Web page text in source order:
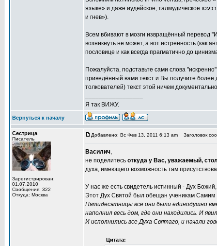
языке» и даже иудейское, талмудическое בשלושה דברים אדם ניכר: בכוסו, בכיסו, ובכעסו («скрытая натура открывается через выпивку, деньги
и гнев»).
Всем вбивают в мозги извращённый перевод
возникнуть не может, а вот истренность (как
пословице и как всегда прагматично до
Пожалуйста, подставьте сами слова
приведённый вами текст и Вы получите
толкователей) текст этой ничем
Я так ВИЖУ.
Вернуться к началу
Сестрица
Писатель
Зарегистрирован:
01.07.2010
Сообщения: 322
Откуда: Москва
Добавлено: Вс Фев 13, 2011 6:13 am Заголовок
Василич,
не поделитесь откуда у Вас, уважаемый,
духа, имеющего возможность там
У нас же есть свидетель истинный - Дух
Этот Дух Святой был обещан ученикам
Пятидесятницы все они были единодушно
наполнил весь дом, где они находились. И
И исполнились все Духа Святаго, и начали
Цитата: